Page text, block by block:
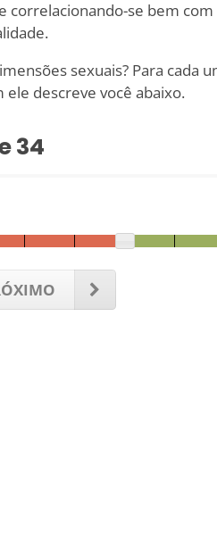
correlacionando-se bem com
sexuais? Para cada
descreve você abaixo.
34